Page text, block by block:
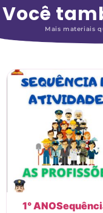
Você
Mais materiais
1° ANO